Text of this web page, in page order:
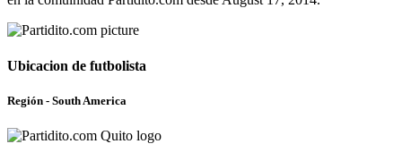
Ubicacion de futbolista
Región - South America